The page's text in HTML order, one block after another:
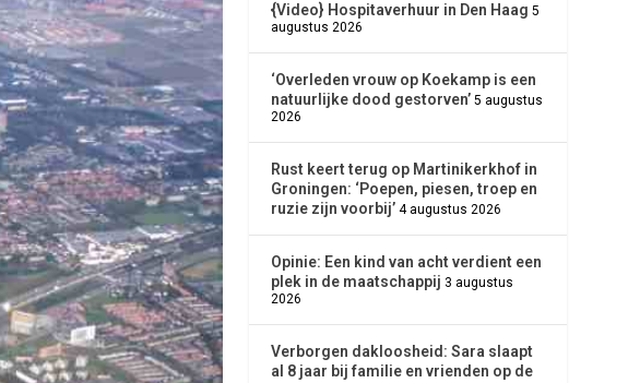
{Video} Hospitaverhuur in Den Haag 5
augustus 2026
‘Overleden vrouw op Koekamp is een
natuurlijke dood gestorven’ 5 augustus
2026
Rust keert terug op Martinikerkhof in
Groningen: ‘Poepen, piesen, troep en
ruzie zijn voorbij’ 4 augustus 2026
Opinie: Een kind van acht verdient een
plek in de maatschappij 3 augustus
2026
Verborgen dakloosheid: Sara slaapt
al 8 jaar bij familie en vrienden op de